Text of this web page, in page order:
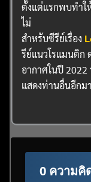
ตั้งแต่แรกพบทำใ
ไม่
สำหรับซีรีย์เรื่อง
รีย์แนวโรแมนติก
อากาศในปี 2022
แสดงท่านอื่นอีกม
0 ความคิ